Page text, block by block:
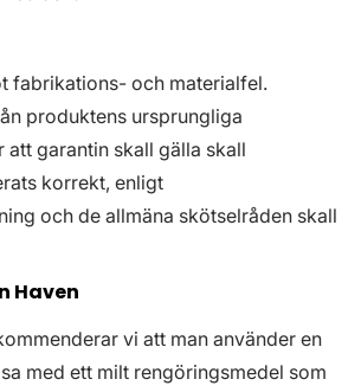
fabrikations- och materialfel.
produktens ursprungliga
att garantin skall gälla skall
korrekt, enligt
och de allmäna skötselråden skall
Haven
vi att man använder en
med ett milt rengöringsmedel som